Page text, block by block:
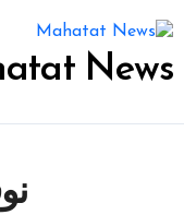
إلى
المحتوى
News